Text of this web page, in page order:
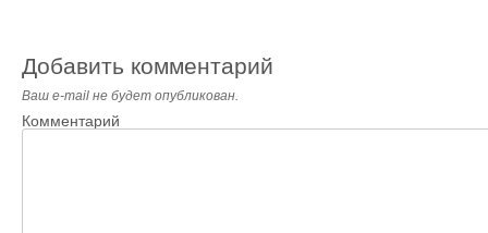
Добавить комментарий
Ваш e-mail не будет опубликован.
Комментарий